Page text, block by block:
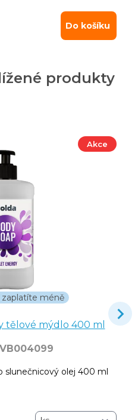
Do košíku
produkty
Akce
zaplatíte méně
tělové mýdlo 400 ml
slunečnicový olej 400 ml